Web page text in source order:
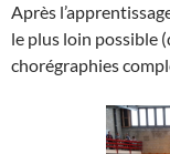
Après
le plus loin possible
chorégraphies